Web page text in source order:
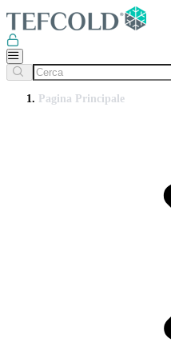
Pagina Principale